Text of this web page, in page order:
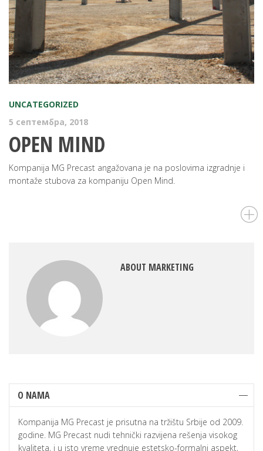
UNCATEGORIZED
5 септембра, 2018
OPEN MIND
Kompanija MG Precast angažovana je na poslovima izgradnje i
montaže stubova za kompaniju Open Mind.
ABOUT MARKETING
O NAMA
Kompanija MG Precast je prisutna na tržištu Srbije od 2009.
godine. MG Precast nudi tehnički razvijena rešenja visokog
kvaliteta, i u isto vreme vrednuje estetsko-formalni aspekt,